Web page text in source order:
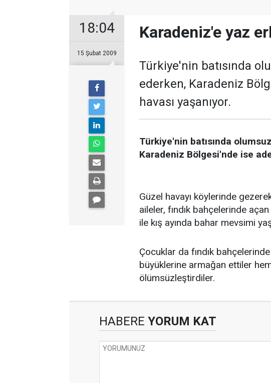
18:04
15 Şubat 2009
Karadeniz'e yaz
Türkiye'nin batısında
ederken, Karadeniz
havası yaşanıyor.
Türkiye'nin batısında
Karadeniz Bölgesi'nde ise
Güzel havayı köylerinde
aileler, fındık bahçelerinde
ile kış ayında bahar mevsimi
Çocuklar da fındık
büyüklerine armağan ettiler
ölümsüzleştirdiler.
HABERE YORUM KAT